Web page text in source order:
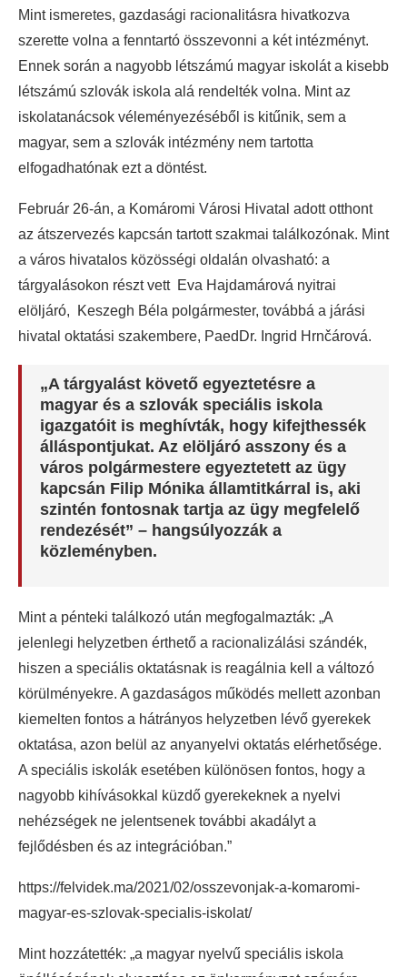
Mint ismeretes, gazdasági racionalitásra hivatkozva
szerette volna a fenntartó összevonni a két intézményt.
Ennek során a nagyobb létszámú magyar iskolát a kisebb
létszámú szlovák iskola alá rendelték volna. Mint az
iskolatanácsok véleményezéséből is kitűnik, sem a
magyar, sem a szlovák intézmény nem tartotta
elfogadhatónak ezt a döntést.
Február 26-án, a Komáromi Városi Hivatal adott otthont
az átszervezés kapcsán tartott szakmai találkozónak. Mint
a város hivatalos közösségi oldalán olvasható: a
tárgyalásokon részt vett Eva Hajdamárová nyitrai
elöljáró, Keszegh Béla polgármester, továbbá a járási
hivatal oktatási szakembere, PaedDr. Ingrid Hrnčárová.
„A tárgyalást követő egyeztetésre a
magyar és a szlovák speciális iskola
igazgatóit is meghívták, hogy kifejthessék
álláspontjukat. Az elöljáró asszony és a
város polgármestere egyeztetett az ügy
kapcsán Filip Mónika államtitkárral is, aki
szintén fontosnak tartja az ügy megfelelő
rendezését” – hangsúlyozzák a
közleményben.
Mint a pénteki találkozó után megfogalmazták: „A
jelenlegi helyzetben érthető a racionalizálási szándék,
hiszen a speciális oktatásnak is reagálnia kell a változó
körülményekre. A gazdaságos működés mellett azonban
kiemelten fontos a hátrányos helyzetben lévő gyerekek
oktatása, azon belül az anyanyelvi oktatás elérhetősége.
A speciális iskolák esetében különösen fontos, hogy a
nagyobb kihívásokkal küzdő gyerekeknek a nyelvi
nehézségek ne jelentsenek további akadályt a
fejlődésben és az integrációban.”
https://felvidek.ma/2021/02/osszevonjak-a-komaromi-
magyar-es-szlovak-specialis-iskolat/
Mint hozzátették: „a magyar nyelvű speciális iskola